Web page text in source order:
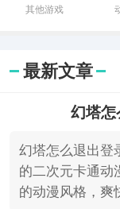
方最新版下载
其他游戏
下
最新文章
幻塔怎
幻塔怎么退出登
的二次元卡通动
的动漫风格，爽